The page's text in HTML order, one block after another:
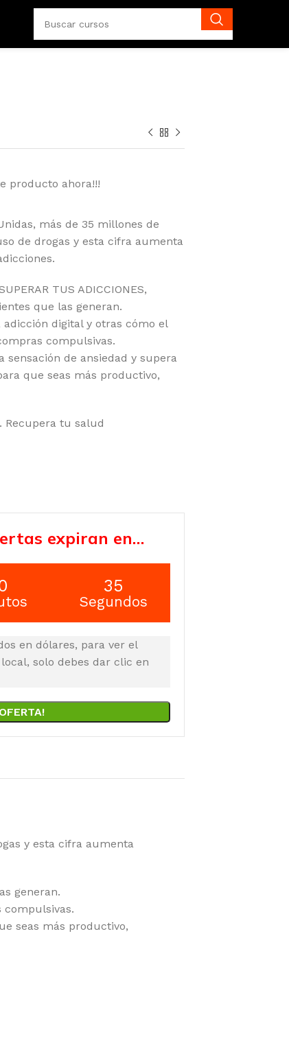
producto ahora!!!
más de 35 millones de
de drogas y esta cifra aumenta
TUS ADICCIONES,
que las generan.
digital y otras cómo el
compulsivas.
de ansiedad y supera
que seas más productivo,
Recupera tu salud
expiran en…
34
Segundos
en dólares, para ver el
solo debes dar clic en
y esta cifra aumenta
generan.
compulsivas.
seas más productivo,